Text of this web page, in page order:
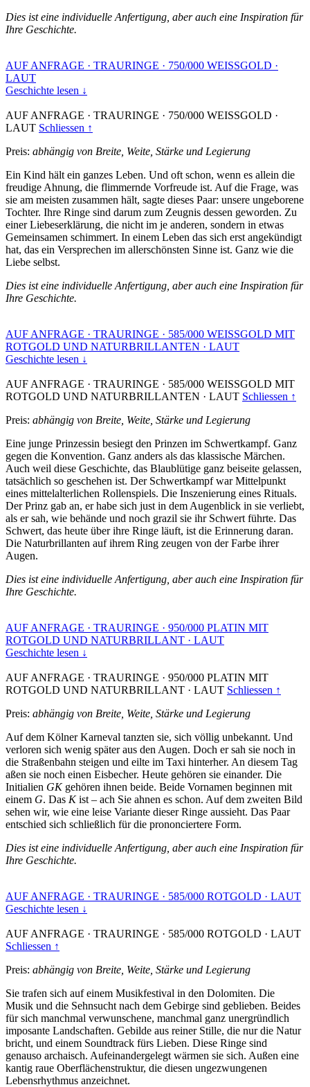
Dies ist eine individuelle Anfertigung, aber auch eine Inspiration für
Ihre Geschichte.
AUF ANFRAGE · TRAURINGE · 750/000 WEISSGOLD ·
LAUT
Geschichte lesen ↓
AUF ANFRAGE · TRAURINGE · 750/000 WEISSGOLD ·
LAUT Schliessen ↑
Preis: abhängig von Breite, Weite, Stärke und Legierung
Ein Kind hält ein ganzes Leben. Und oft schon, wenn es allein die
freudige Ahnung, die flimmernde Vorfreude ist. Auf die Frage, was
sie am meisten zusammen hält, sagte dieses Paar: unsere ungeborene
Tochter. Ihre Ringe sind darum zum Zeugnis dessen geworden. Zu
einer Liebeserklärung, die nicht im je anderen, sondern in etwas
Gemeinsamen schimmert. In einem Leben das sich erst angekündigt
hat, das ein Versprechen im allerschönsten Sinne ist. Ganz wie die
Liebe selbst.
Dies ist eine individuelle Anfertigung, aber auch eine Inspiration für
Ihre Geschichte.
AUF ANFRAGE · TRAURINGE · 585/000 WEISSGOLD MIT
ROTGOLD UND NATURBRILLANTEN · LAUT
Geschichte lesen ↓
AUF ANFRAGE · TRAURINGE · 585/000 WEISSGOLD MIT
ROTGOLD UND NATURBRILLANTEN · LAUT Schliessen ↑
Preis: abhängig von Breite, Weite, Stärke und Legierung
Eine junge Prinzessin besiegt den Prinzen im Schwertkampf. Ganz
gegen die Konvention. Ganz anders als das klassische Märchen.
Auch weil diese Geschichte, das Blaublütige ganz beiseite gelassen,
tatsächlich so geschehen ist. Der Schwertkampf war Mittelpunkt
eines mittelalterlichen Rollenspiels. Die Inszenierung eines Rituals.
Der Prinz gab an, er habe sich just in dem Augenblick in sie verliebt,
als er sah, wie behände und noch grazil sie ihr Schwert führte. Das
Schwert, das heute über ihre Ringe läuft, ist die Erinnerung daran.
Die Naturbrillanten auf ihrem Ring zeugen von der Farbe ihrer
Augen.
Dies ist eine individuelle Anfertigung, aber auch eine Inspiration für
Ihre Geschichte.
AUF ANFRAGE · TRAURINGE · 950/000 PLATIN MIT
ROTGOLD UND NATURBRILLANT · LAUT
Geschichte lesen ↓
AUF ANFRAGE · TRAURINGE · 950/000 PLATIN MIT
ROTGOLD UND NATURBRILLANT · LAUT Schliessen ↑
Preis: abhängig von Breite, Weite, Stärke und Legierung
Auf dem Kölner Karneval tanzten sie, sich völlig unbekannt. Und
verloren sich wenig später aus den Augen. Doch er sah sie noch in
die Straßenbahn steigen und eilte im Taxi hinterher. An diesem Tag
aßen sie noch einen Eisbecher. Heute gehören sie einander. Die
Initialien GKgehören ihnen beide. Beide Vornamen beginnen mit
einem G. Das Kist – ach Sie ahnen es schon. Auf dem zweiten Bild
sehen wir, wie eine leise Variante dieser Ringe aussieht. Das Paar
entschied sich schließlich für die prononciertere Form.
Dies ist eine individuelle Anfertigung, aber auch eine Inspiration für
Ihre Geschichte.
AUF ANFRAGE · TRAURINGE · 585/000 ROTGOLD · LAUT
Geschichte lesen ↓
AUF ANFRAGE · TRAURINGE · 585/000 ROTGOLD · LAUT
Schliessen ↑
Preis: abhängig von Breite, Weite, Stärke und Legierung
Sie trafen sich auf einem Musikfestival in den Dolomiten. Die
Musik und die Sehnsucht nach dem Gebirge sind geblieben. Beides
für sich manchmal verwunschene, manchmal ganz unergründlich
imposante Landschaften. Gebilde aus reiner Stille, die nur die Natur
bricht, und einem Soundtrack fürs Lieben. Diese Ringe sind
genauso archaisch. Aufeinandergelegt wärmen sie sich. Außen eine
kantig raue Oberflächenstruktur, die diesen ungezwungenen
Lebensrhythmus anzeichnet.